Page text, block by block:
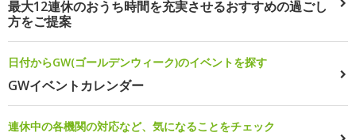
最大12連休のおうち時間を充実させるおすすめの過ごし
方をご提案
日付からGW(ゴールデンウィーク)のイベントを探す
GWイベントカレンダー
連休中の各機関の対応など、気になることをチェック